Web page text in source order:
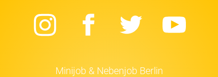
Instagram
Facebook
Twitter
Minijob & Nebenjob Berlin